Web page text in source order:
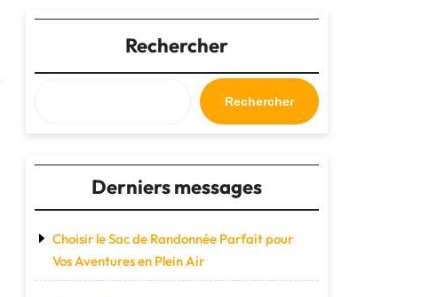
Rechercher
Rechercher
Derniers messages
Choisir le Sac de Randonnée Parfait pour
Vos Aventures en Plein Air